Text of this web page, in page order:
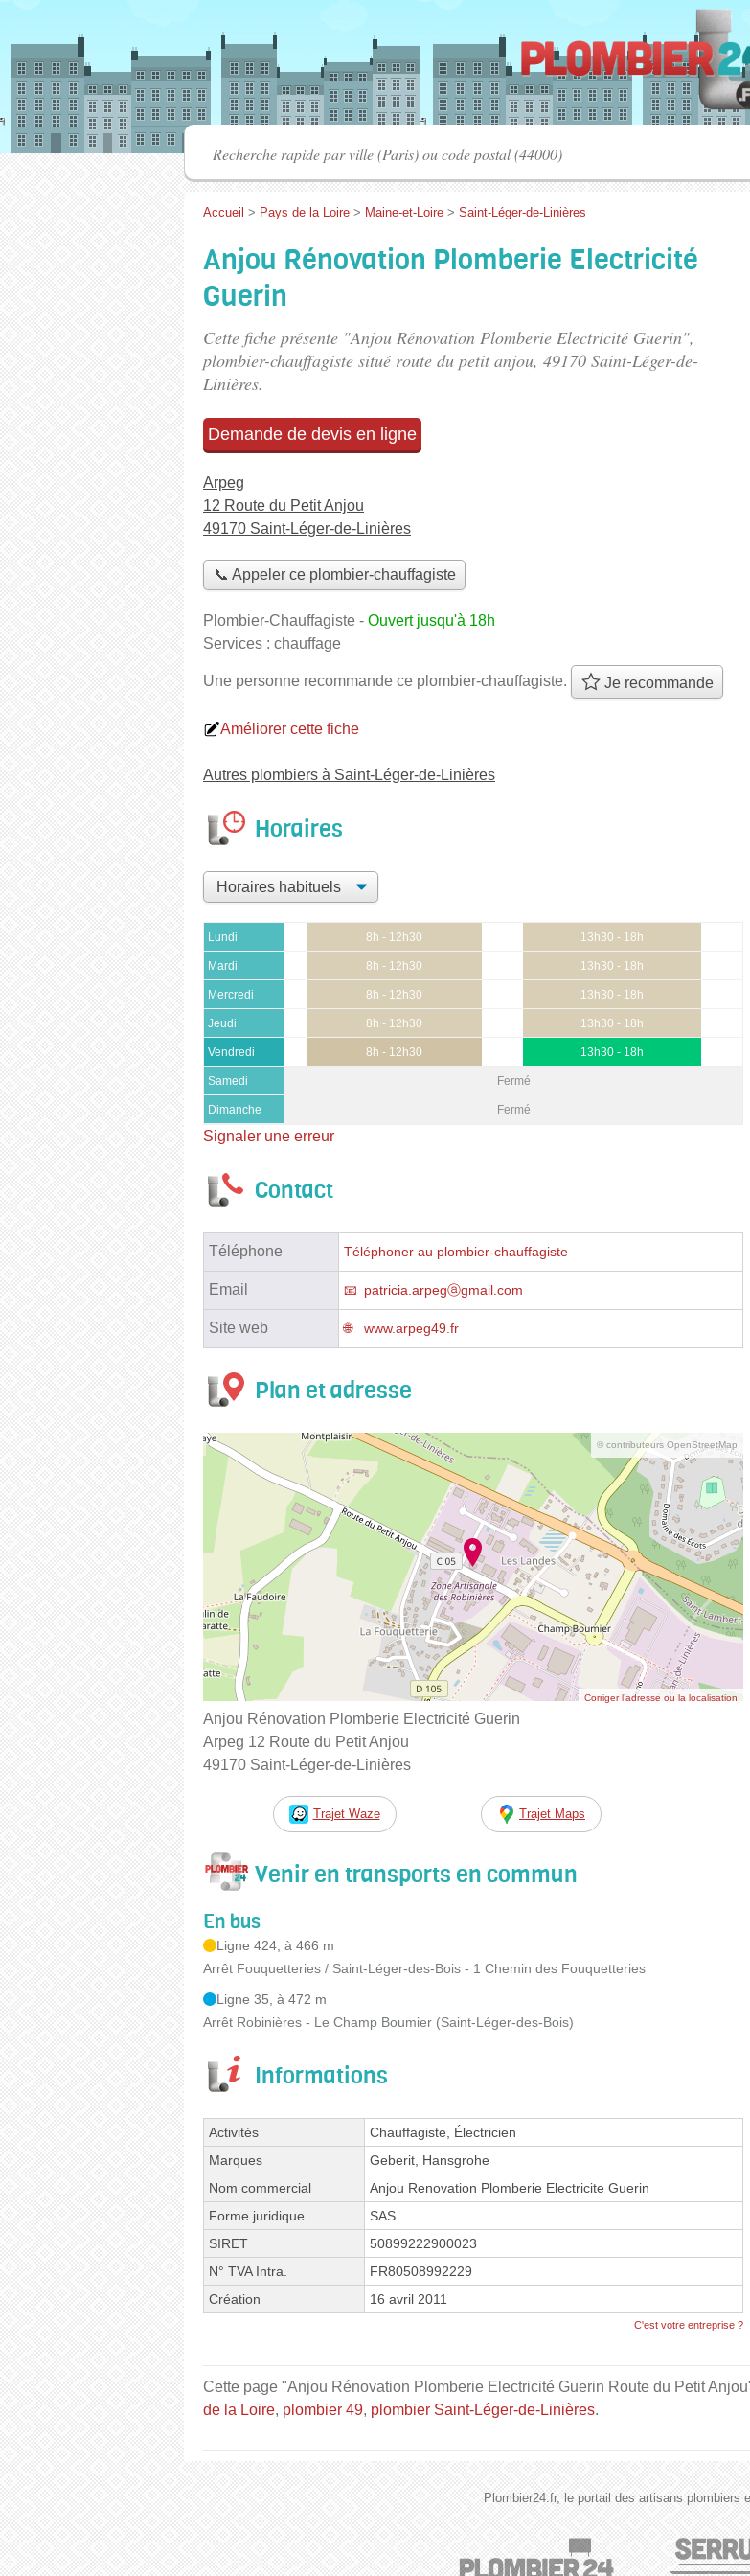
Accueil > Pays de la Loire > Maine-et-Loire > Saint-Léger-de-Linières
Anjou Rénovation Plomberie Electricité
Guerin
Cette fiche présente "Anjou Rénovation Plomberie Electricité Guerin",
plombier-chauffagiste situé route du petit anjou, 49170 Saint-Léger-de-
Linières.
Demande de devis en ligne
Arpeg
12 Route du Petit Anjou
49170 Saint-Léger-de-Linières
📞 Appeler ce plombier-chauffagiste
Plombier-Chauffagiste - Ouvert jusqu'à 18h
Services : chauffage
Une personne recommande ce plombier-chauffagiste. Je recommande
Améliorer cette fiche
Autres plombiers à Saint-Léger-de-Linières
Horaires
Lundi 8h - 12h30 13h30 - 18h
Mardi 8h - 12h30 13h30 - 18h
Mercredi 8h - 12h30 13h30 - 18h
Jeudi 8h - 12h30 13h30 - 18h
Vendredi 8h - 12h30 13h30 - 18h
Samedi Fermé
Dimanche Fermé
Signaler une erreur
Contact
Téléphone Téléphoner au plombier-chauffagiste
Email patricia.arpegⓐgmail.com
Site web www.arpeg49.fr
Plan et adresse
© contributeurs OpenStreetMap
Corriger l’adresse ou la localisation
Anjou Rénovation Plomberie Electricité Guerin
Arpeg 12 Route du Petit Anjou
49170 Saint-Léger-de-Linières
Trajet Waze Trajet Maps
Venir en transports en commun
En bus
Ligne 424, à 466 m
Arrêt Fouquetteries / Saint-Léger-des-Bois - 1 Chemin des Fouquetteries
Ligne 35, à 472 m
Arrêt Robinières - Le Champ Boumier (Saint-Léger-des-Bois)
Informations
Activités
Chauffagiste, Électricien
Marques
Geberit, Hansgrohe
Nom commercial
Anjou Renovation Plomberie Electricite Guerin
Forme juridique
SAS
SIRET
50899222900023
N° TVA Intra.
FR80508992229
Création
16 avril 2011
C'est votre entreprise ?
Cette page "Anjou Rénovation Plomberie Electricité Guerin Route du Petit
de la Loire, plombier 49, plombier Saint-Léger-de-Linières.
Plombier24.fr, le portail des artisans plombiers